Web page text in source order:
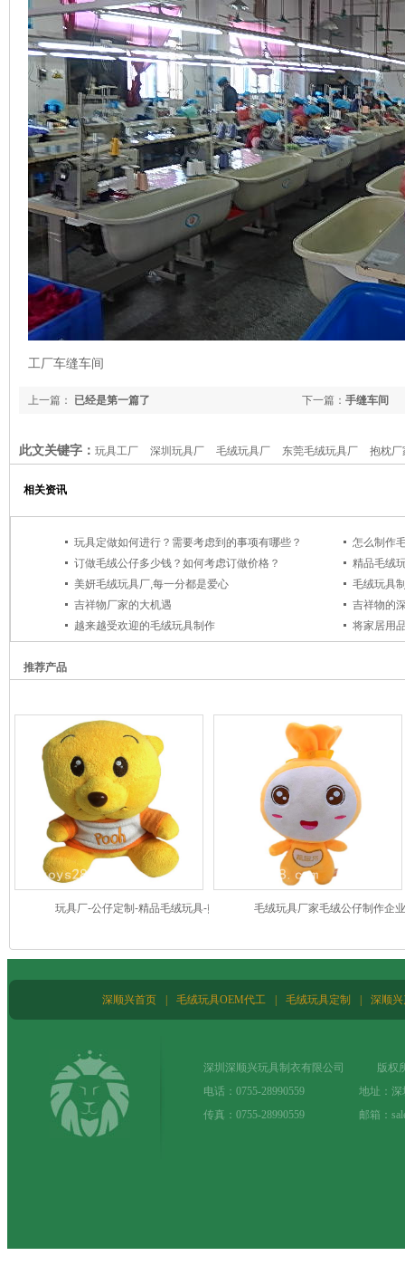
工厂车缝车间
下一篇： 手缝车间
上一篇： 已经是第一篇了
此文关键字： 玩具工厂 深圳玩具厂 毛绒玩具厂 东莞毛绒玩具厂 抱枕厂
相关资讯
玩具定做如何进行？需要考虑到的事项有哪些？
怎么制作
订做毛绒公仔多少钱？如何考虑订做价格？
精品毛绒
美妍毛绒玩具厂,每一分都是爱心
毛绒玩具
吉祥物厂家的大机遇
吉祥物的
越来越受欢迎的毛绒玩具制作
将家居用
推荐产品
玩具厂-公仔定制-精品毛绒玩具-熊公仔 毛绒玩具厂家毛绒公仔制作企
深顺兴首页 | 毛绒玩具OEM代工 | 毛绒玩具定制 | 深顺
深圳深顺兴玩具制衣有限公司 版权
电话：0755-28990559 地址：深圳市
传真：0755-28990559 邮箱：